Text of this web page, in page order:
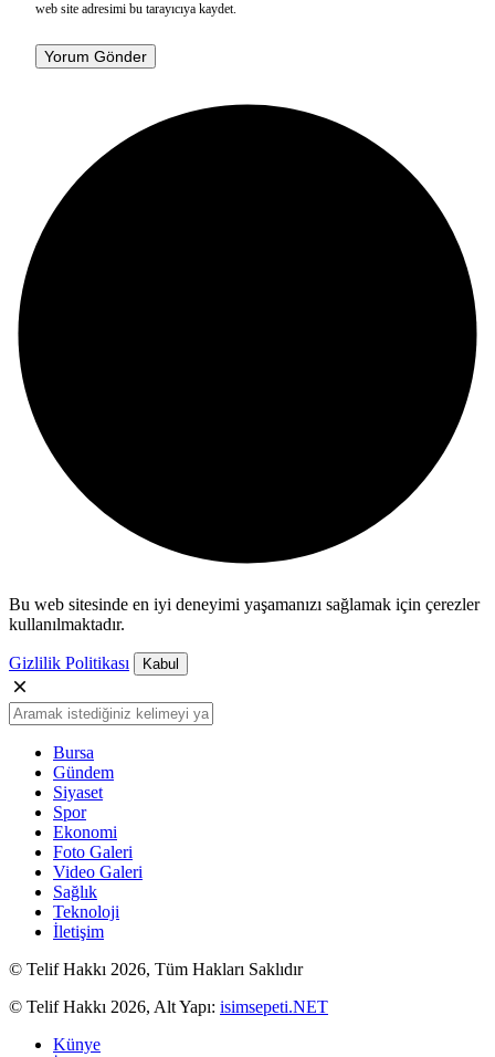
web site adresimi bu tarayıcıya kaydet.
Yorum Gönder
Bu web sitesinde en iyi deneyimi yaşamanızı sağlamak için çerezler
kullanılmaktadır.
Gizlilik Politikası Kabul
Bursa
Gündem
Siyaset
Spor
Ekonomi
Foto Galeri
Video Galeri
Sağlık
Teknoloji
İletişim
© Telif Hakkı 2026, Tüm Hakları Saklıdır
© Telif Hakkı 2026, Alt Yapı: isimsepeti.NET
Künye